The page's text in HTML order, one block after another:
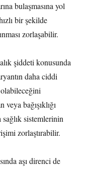
bulaşmasına yol
bir şekilde
zorlaşabilir.
şiddeti konusunda
daha ciddi
bağışıklığı
sistemlerinin
zorlaştırabilir.
aşı direnci de